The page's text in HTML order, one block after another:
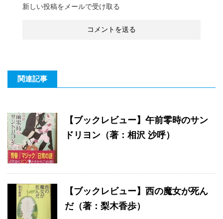
新しい投稿をメールで受け取る
関連記事
【ブックレビュー】午前零時のサン
ドリヨン（著：相沢 沙呼）
【ブックレビュー】西の魔女が死ん
だ（著：梨木香歩）